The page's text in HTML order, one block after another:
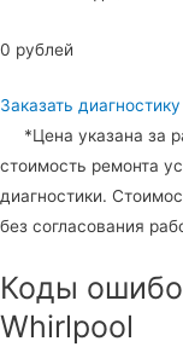
0 рублей
Заказать диагностику
*Цена указана за
стоимость ремонта
диагностики.
без согласования
Коды
Whirlpool